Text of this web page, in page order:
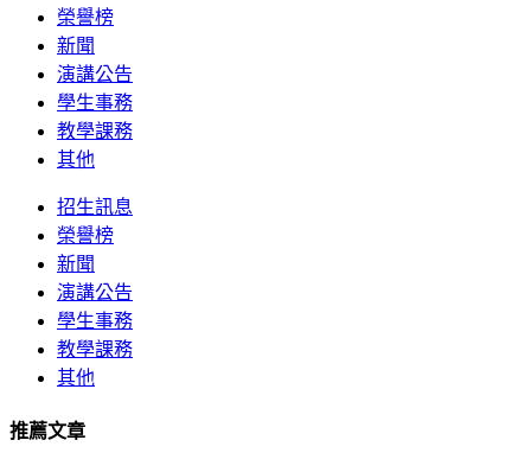
榮譽榜
新聞
演講公告
學生事務
教學課務
其他
招生訊息
榮譽榜
新聞
演講公告
學生事務
教學課務
其他
推薦文章